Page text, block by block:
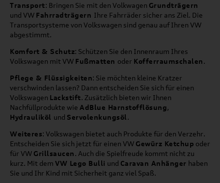
Transport: Bringen Sie mit den Volkwagen Grundträgern
und VW Fahrradträgern Ihre Fahrräder sicher ans Ziel. Die
Transportsysteme von Volkswagen sind genau auf Ihren VW
abgestimmt.
Komfort & Schutz: Schützen Sie den Innenraum Ihres
Volkswagen mit VW Fußmatten oder Kofferraumschalen.
Pflege & Flüssigkeiten: Sie möchten kleine Kratzer
verschwinden lassen? Dann entscheiden Sie sich für einen
Volkswagen Lackstift. Zusätzlich bieten wir Ihnen
Nachfüllprodukte wie AdBlue Harnstofflösung,
Hydrauliköl und Servolenkungsöl.
Weiteres: Volkswagen bietet auch Produkte für den Verzehr.
Entscheiden Sie sich jetzt für einen VW Gewürz Ketchup oder
für VW Grillsaucen. Auch die Spielfreude kommt nicht zu
kurz. Mit dem VW Lego Bulli und Caravan Anhänger haben
Sie und Ihr Kind mit Sicherheit ganz viel Spaß.